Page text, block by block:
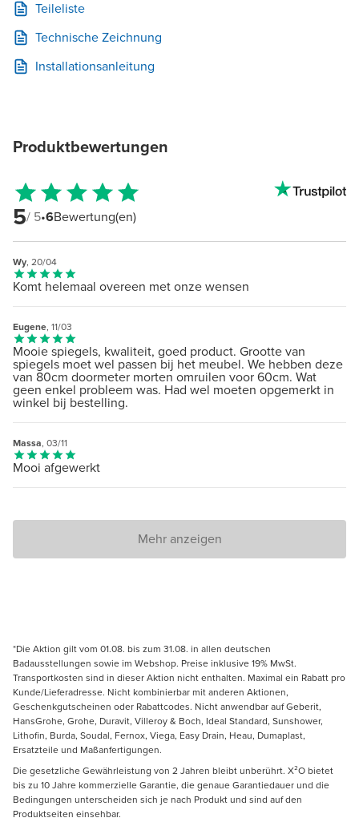
Teileliste
Technische Zeichnung
Installationsanleitung
Produktbewertungen
5/ 5•6Bewertung(en)
Wy, 20/04
Komt helemaal overeen met onze wensen
Eugene, 11/03
Mooie spiegels, kwaliteit, goed product. Grootte van
spiegels moet wel passen bij het meubel. We hebben deze
van 80cm doormeter morten omruilen voor 60cm. Wat
geen enkel probleem was. Had wel moeten opgemerkt in
winkel bij bestelling.
Massa, 03/11
Mooi afgewerkt
Mehr anzeigen
*Die Aktion gilt vom 01.08. bis zum 31.08. in allen deutschen
Badausstellungen sowie im Webshop. Preise inklusive 19% MwSt.
Transportkosten sind in dieser Aktion nicht enthalten. Maximal ein Rabatt pro
Kunde/Lieferadresse. Nicht kombinierbar mit anderen Aktionen,
Geschenkgutscheinen oder Rabattcodes. Nicht anwendbar auf Geberit,
HansGrohe, Grohe, Duravit, Villeroy & Boch, Ideal Standard, Sunshower,
Lithofin, Burda, Soudal, Fernox, Viega, Easy Drain, Heau, Dumaplast,
Ersatzteile und Maßanfertigungen.
Die gesetzliche Gewährleistung von 2 Jahren bleibt unberührt. X²O bietet
bis zu 10 Jahre kommerzielle Garantie, die genaue Garantiedauer und die
Bedingungen unterscheiden sich je nach Produkt und sind auf den
Produktseiten einsehbar.